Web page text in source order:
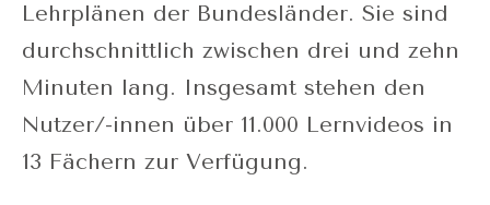
Lehrplänen der Bundesländer. Sie sind
durchschnittlich zwischen drei und zehn
Minuten lang. Insgesamt stehen den
Nutzer/-innen über 11.000 Lernvideos in
13 Fächern zur Verfügung.